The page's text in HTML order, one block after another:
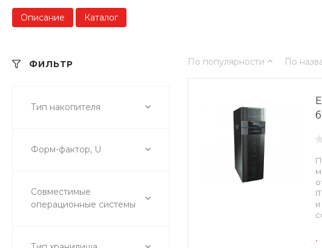
Описание Каталог
ФИЛЬТР
Тип накопителя
Форм-фактор, U
Совместимые
операционные системы
По популярности По
•